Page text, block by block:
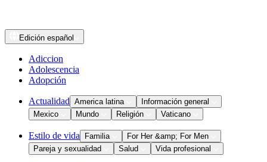
Edición español
Adiccion
Adolescencia
Adopción
Actualidad America latina
Información general
Mexico
Mundo Religión Vaticano
Estilo de vida Familia
For Her &amp; For Men
Pareja y sexualidad
Salud Vida profesional